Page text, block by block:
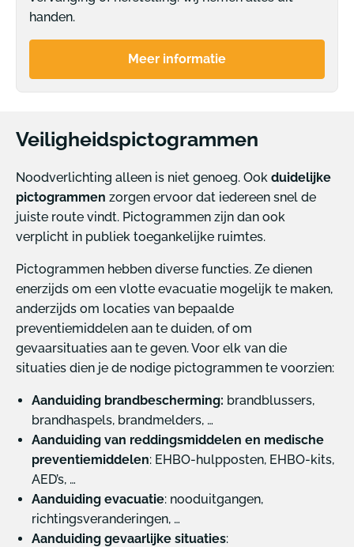
handen.
Meer informatie
Veiligheidspictogrammen
Noodverlichting alleen is niet genoeg. Ook duidelijke
pictogrammen zorgen ervoor dat iedereen snel de
juiste route vindt. Pictogrammen zijn dan ook
verplicht in publiek toegankelijke ruimtes.
Pictogrammen hebben diverse functies. Ze dienen
enerzijds om een vlotte evacuatie mogelijk te maken,
anderzijds om locaties van bepaalde
preventiemiddelen aan te duiden, of om
gevaarsituaties aan te geven. Voor elk van die
situaties dien je de nodige pictogrammen te voorzien:
Aanduiding brandbescherming: brandblussers,
brandhaspels, brandmelders, …
Aanduiding van reddingsmiddelen en medische
preventiemiddelen: EHBO-hulpposten, EHBO-kits,
AED’s, …
Aanduiding evacuatie: nooduitgangen,
richtingsveranderingen, …
Aanduiding gevaarlijke situaties: